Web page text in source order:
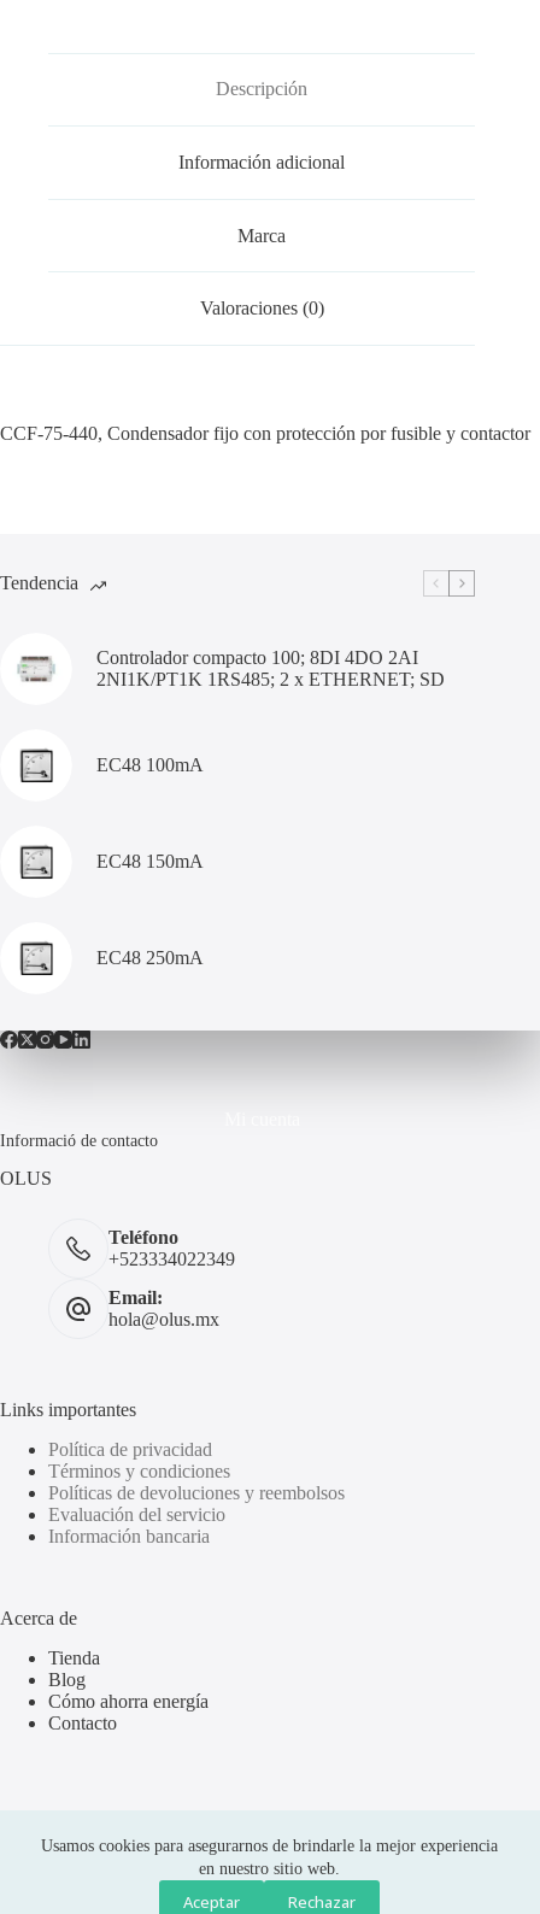
Usamos cookies para asegurarnos de brindarle la mejor experiencia
en nuestro sitio web.
Aceptar Rechazar
In
pa
rti
r
Descripción
Información adicional
Marca
Valoraciones (0)
CCF-75-440, Condensador fijo con protección por fusible y contactor
Tendencia
Controlador compacto 100; 8DI 4DO 2AI
2NI1K/PT1K 1RS485; 2 x ETHERNET; SD
EC48 100mA
EC48 150mA
EC48 250mA
Informació de contacto
OLUS
Teléfono
+523334022349
Email:
hola@olus.mx
Links importantes
Política de privacidad
Términos y condiciones
Políticas de devoluciones y reembolsos
Evaluación del servicio
Información bancaria
Acerca de
Tienda
Blog
Cómo ahorra energía
Contacto